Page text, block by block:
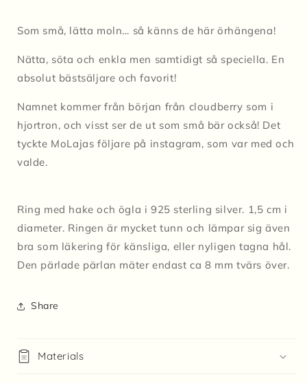
Som små, lätta moln… så känns de här örhängena!
Nätta, söta och enkla men samtidigt så speciella. En
absolut bästsäljare och favorit!
Namnet kommer från början från cloudberry som i
hjortron, och visst ser de ut som små bär också! Det
tyckte MoLajas följare på instagram, som var med och
valde.
Ring med hake och ögla i 925 sterling silver. 1,5 cm i
diameter. Ringen är mycket tunn och lämpar sig även
bra som läkering för känsliga, eller nyligen tagna hål.
Den pärlade pärlan mäter endast ca 8 mm tvärs över.
Share
Materials